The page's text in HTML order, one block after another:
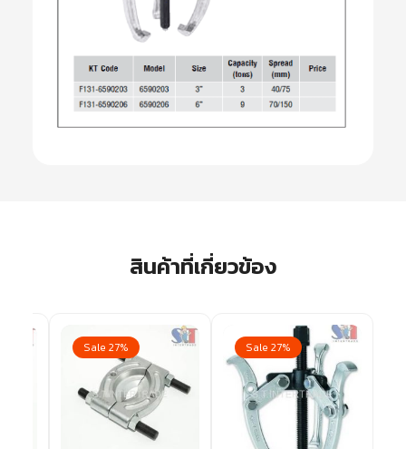
สินค้าที่เกี่ยวข้อง
Sale 27% Sale 27%